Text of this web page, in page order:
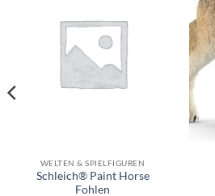
WELTEN & SPIELFIGUREN
Schleich® Paint Horse
Fohlen